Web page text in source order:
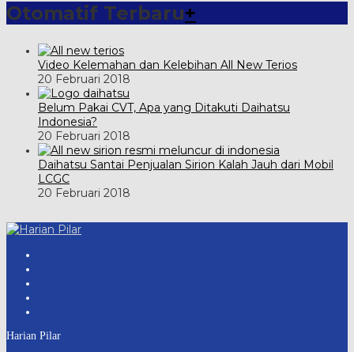
Otomatif Terbaru+
Video Kelemahan dan Kelebihan All New Terios
20 Februari 2018
Belum Pakai CVT, Apa yang Ditakuti Daihatsu
Indonesia?
20 Februari 2018
Daihatsu Santai Penjualan Sirion Kalah Jauh dari Mobil
LCGC
20 Februari 2018
Harian Pilar